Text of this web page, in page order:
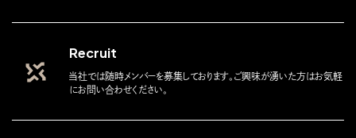
Recruit
当社では随時メンバーを募集しております。ご興味が湧いた方はお気軽
にお問い合わせください。